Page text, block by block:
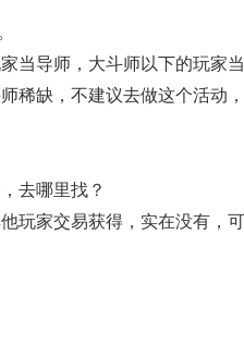
当导师， 大斗师以下的玩家
稀缺，不建议去做这个活动
去哪里找 ？
玩家交易获得，实在没有，